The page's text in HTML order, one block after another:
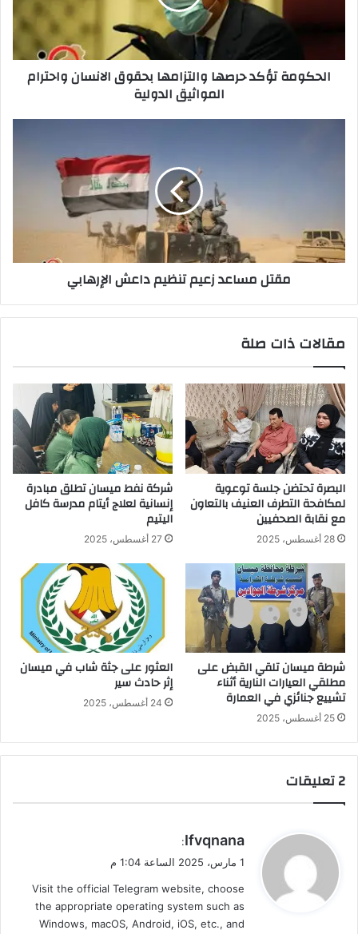
واحترام
الدولية
الحكومة تؤكد حرصها والتزامها بحقوق الانسان واحترام
المواثيق الدولية
مقتل مساعد زعيم تنظيم داعش الإرهابي
مقالات ذات صلة
البصرة تحتضن جلسة توعوية
لمكافحة التطرف العنيف بالتعاون
مع نقابة الصحفيين
28 أغسطس، 2025
شركة نفط ميسان تطلق مبادرة
إنسانية لعلاج أيتام مدرسة كافل
اليتيم
27 أغسطس، 2025
شرطة ميسان تلقي القبض على
مطلقي العيارات النارية أثناء
تشييع جنائزي في العمارة
25 أغسطس، 2025
العثور على جثة شاب في ميسان
إثر حادث سير
24 أغسطس، 2025
‫2 تعليقات
ي
ق
ل
Ifvqnana
:
1 مارس، 2025 الساعة 1:04 م
Visit the official Telegram website, choose
the appropriate operating system such as
Windows, macOS, Android, iOS, etc., and